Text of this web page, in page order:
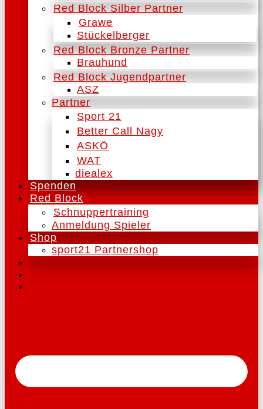
Red Block Silber Partner
Grawe
Stückelberger
Red Block Bronze Partner
Brauhund
Red Block Jugendpartner
ASZ
Partner
Sport 21
Better Call Nagy
ASKÖ
WAT
diealex
Spenden
Red Block
Schnuppertraining
Anmeldung Spieler
Shop
sport21 Partnershop